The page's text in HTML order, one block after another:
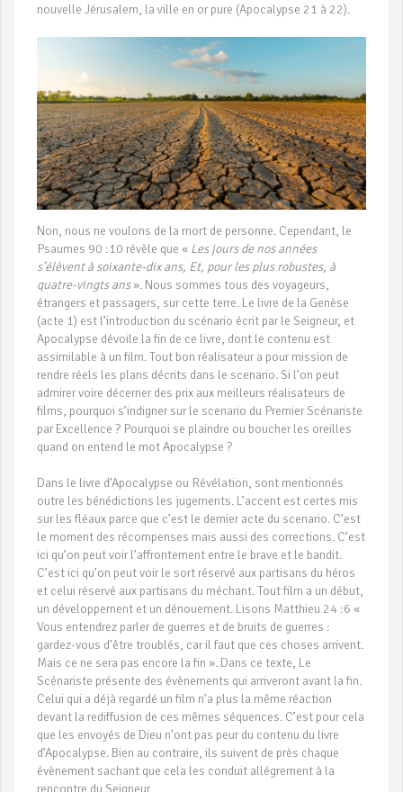
nouvelle Jérusalem, la ville en or pure (Apocalypse 21 à 22).
Non, nous ne voulons de la mort de personne. Cependant, le
Psaumes 90 :10 révèle que « Les jours de nos années
s’élèvent à soixante-dix ans, Et, pour les plus robustes, à
quatre-vingts ans». Nous sommes tous des voyageurs,
étrangers et passagers, sur cette terre. Le livre de la Genèse
(acte 1) est l’introduction du scénario écrit par le Seigneur, et
Apocalypse dévoile la fin de ce livre, dont le contenu est
assimilable à un film. Tout bon réalisateur a pour mission de
rendre réels les plans décrits dans le scenario. Si l’on peut
admirer voire décerner des prix aux meilleurs réalisateurs de
films, pourquoi s’indigner sur le scenario du Premier Scénariste
par Excellence ? Pourquoi se plaindre ou boucher les oreilles
quand on entend le mot Apocalypse ?
Dans le livre d’Apocalypse ou Révélation, sont mentionnés
outre les bénédictions les jugements. L’accent est certes mis
sur les fléaux parce que c’est le dernier acte du scenario. C’est
le moment des récompenses mais aussi des corrections. C’est
ici qu’on peut voir l’affrontement entre le brave et le bandit.
C’est ici qu’on peut voir le sort réservé aux partisans du héros
et celui réservé aux partisans du méchant. Tout film a un début,
un développement et un dénouement. Lisons Matthieu 24 :6 «
Vous entendrez parler de guerres et de bruits de guerres :
gardez-vous d’être troublés, car il faut que ces choses arrivent.
Mais ce ne sera pas encore la fin ». Dans ce texte, Le
Scénariste présente des évènements qui arriveront avant la fin.
Celui qui a déjà regardé un film n’a plus la même réaction
devant la rediffusion de ces mêmes séquences. C’est pour cela
que les envoyés de Dieu n’ont pas peur du contenu du livre
d’Apocalypse. Bien au contraire, ils suivent de près chaque
évènement sachant que cela les conduit allégrement à la
rencontre du Seigneur.